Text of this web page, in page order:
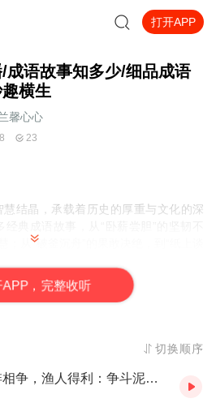
打开APP
成语故事知多少/细品成语
横生
馨心心
23
结晶，承载着历史的厚重与文化的深
从“破釜沉舟”的果敢决绝，到“纸上谈
的启示。
伴侣。让我们一同走进成语的世界，
APP，完整收听
切换顺序
成语故事知多少 60 鹬蚌相争，渔人得利：争斗泥潭中的利字迷局（完）